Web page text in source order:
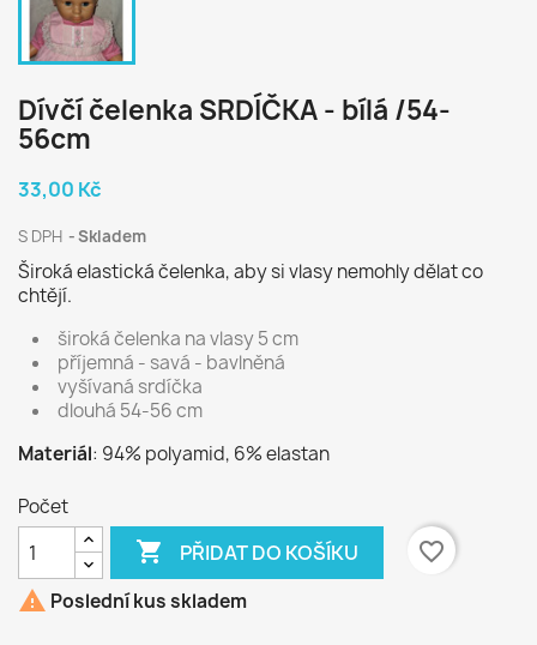
Dívčí čelenka SRDÍČKA - bílá /54-
56cm
33,00 Kč
S DPH Skladem
Široká elastická čelenka, aby si vlasy nemohly dělat co
chtějí.
široká čelenka na vlasy 5 cm
příjemná - savá - bavlněná
vyšívaná srdíčka
dlouhá 54-56 cm
Materiál: 94% polyamid, 6% elastan
Počet
 PŘIDAT DO KOŠÍKU
favorite_border
 Poslední kus skladem